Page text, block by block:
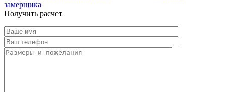
замерщика
Получить расчет